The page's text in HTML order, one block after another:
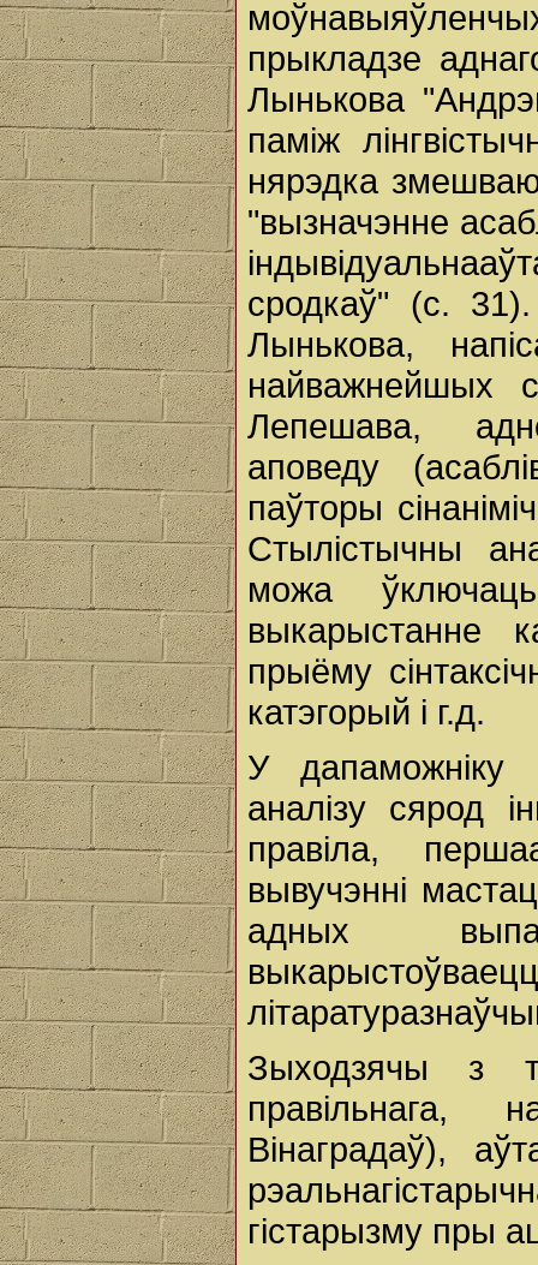
прыкладзе
Лынькова
паміж
нярэдка
"вызначэнне
сродкаў" (с.
Лынькова,
найважнейшых
Лепешава,
аповеду
паўторы
Стылістычны
можа
выкарыстанне
прыёму
катэгорый і г.д.
У дапаможніку
аналізу сярод
правіла,
вывучэнні
адных
Зыходзячы з
правільнага,
Вінаградаў),
гістарызму пры